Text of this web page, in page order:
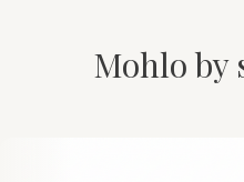
Mohlo by